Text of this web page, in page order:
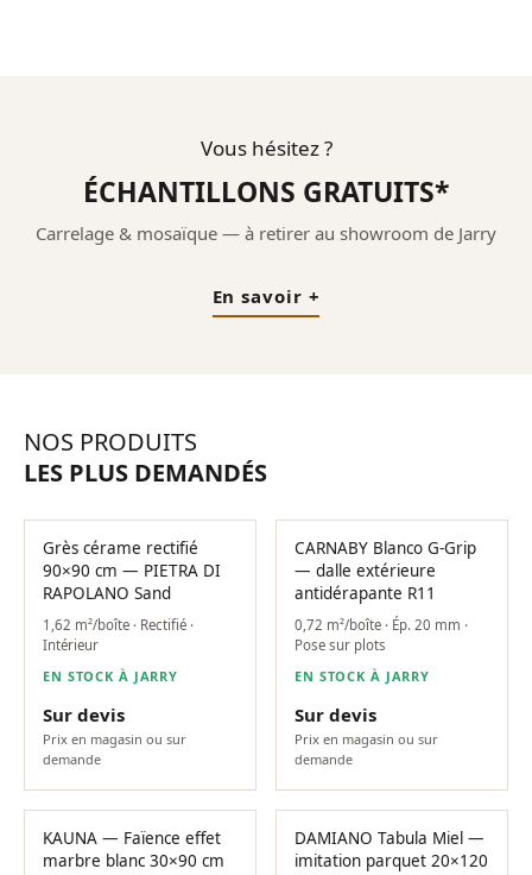
Vous hésitez ?
ÉCHANTILLONS GRATUITS*
Carrelage & mosaïque — à retirer au showroom de Jarry
En savoir +
NOS PRODUITS
LES PLUS DEMANDÉS
Grès cérame rectifié
90×90 cm — PIETRA DI
RAPOLANO Sand
1,62 m²/boîte · Rectifié ·
Intérieur
EN STOCK À JARRY
Sur devis
Prix en magasin ou sur
demande
CARNABY Blanco G-Grip
— dalle extérieure
antidérapante R11
0,72 m²/boîte · Ép. 20 mm ·
Pose sur plots
EN STOCK À JARRY
Sur devis
Prix en magasin ou sur
demande
KAUNA — Faïence effet
marbre blanc 30×90 cm
DAMIANO Tabula Miel —
imitation parquet 20×120